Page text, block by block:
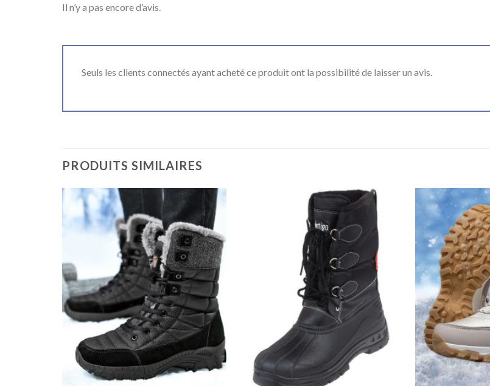
Il n’y a pas encore d’avis.
Seuls les clients connectés ayant acheté ce produit ont la possibilité de laisser un avis.
PRODUITS SIMILAIRES